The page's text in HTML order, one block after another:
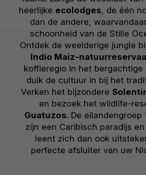
heerlijke ecolodges, de één
dan de andere,
schoonheid van de Stille
Ontdek de weelderige jungle
Indio Maiz-
koffieregio in het bergachtige
duik de cultuur in bij het
Verken het bijzondere
en bezoek het wildlife-
Guatuzos. De eilandengroep ‘
zijn een Caribisch paradijs
leent zich dan ook
perfecte afsluiter van uw